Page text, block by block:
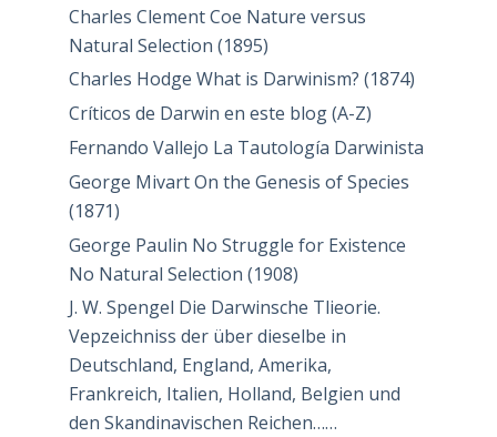
Charles Clement Coe Nature versus
Natural Selection (1895)
Charles Hodge What is Darwinism? (1874)
Críticos de Darwin en este blog (A-Z)
Fernando Vallejo La Tautología Darwinista
George Mivart On the Genesis of Species
(1871)
George Paulin No Struggle for Existence
No Natural Selection (1908)
J. W. Spengel Die Darwinsche Tlieorie.
Vepzeichniss der über dieselbe in
Deutschland, England, Amerika,
Frankreich, Italien, Holland, Belgien und
den Skandinavischen Reichen……